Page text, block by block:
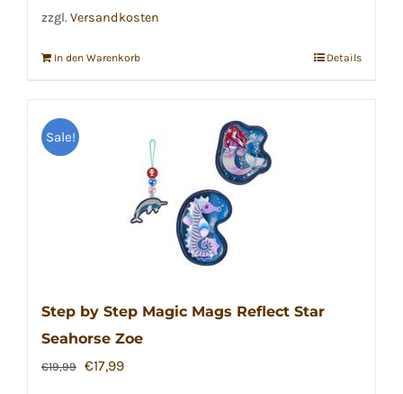
zzgl. Versandkosten
In den Warenkorb Details
Sale!
Step by Step Magic Mags Reflect Star
Seahorse Zoe
€19,99 Ursprünglicher
€17,99Aktueller